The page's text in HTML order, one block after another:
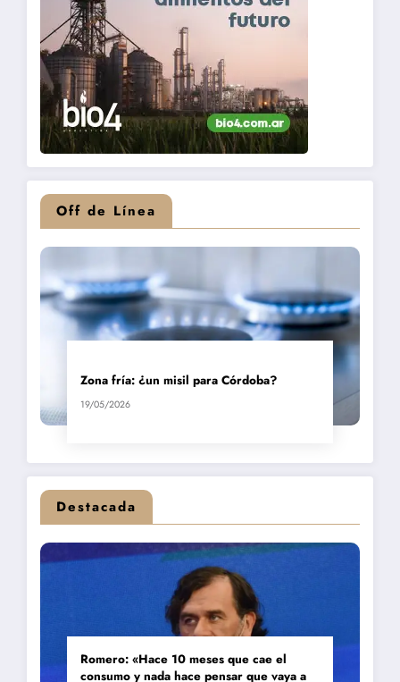
Off de Línea
Zona fría: ¿un misil para Córdoba?
19/05/2026
Destacada
Romero: «Hace 10 meses que cae el
consumo y nada hace pensar que vaya a